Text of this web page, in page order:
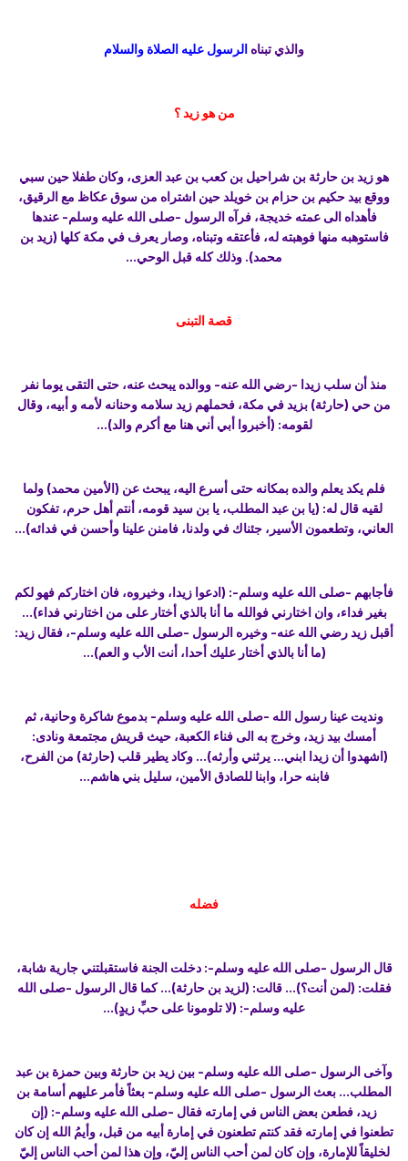
والذي تبناهالرسول عليه الصلاة والسلام
من هو زيد ؟
هو زيد بن حارثة بن شراحيل بن كعب بن عبد العزى، وكان طفلا حين سبي
ووقع بيد حكيم بن حزام بن خويلد حين اشتراه من سوق عكاظ مع الرقيق،
فأهداه الى عمته خديجة، فرآه الرسول -صلى الله عليه وسلم- عندها
فاستوهبه منها فوهبته له، فأعتقه وتبناه، وصار يعرف في مكة كلها (زيد بن
محمد). وذلك كله قبل الوحي...
قصة التبنى
منذ أن سلب زيدا -رضي الله عنه- ووالده يبحث عنه، حتى التقى يوما نفر
من حي (حارثة) بزيد في مكة، فحملهم زيد سلامه وحنانه لأمه و أبيه، وقال
لقومه: (أخبروا أبي أني هنا مع أكرم والد)...
فلم يكد يعلم والده بمكانه حتى أسرع اليه، يبحث عن (الأمين محمد) ولما
لقيه قال له: (يا بن عبد المطلب، يا بن سيد قومه، أنتم أهل حرم، تفكون
العاني، وتطعمون الأسير، جئناك في ولدنا، فامنن علينا وأحسن في فدائه)...
فأجابهم -صلى الله عليه وسلم-: (ادعوا زيدا، وخيروه، فان اختاركم فهو لكم
بغير فداء، وان اختارني فوالله ما أنا بالذي أختار على من اختارني فداء)...
أقبل زيد رضي الله عنه- وخيره الرسول -صلى الله عليه وسلم-، فقال زيد:
(ما أنا بالذي أختار عليك أحدا، أنت الأب و العم)...
ونديت عينا رسول الله -صلى الله عليه وسلم- بدموع شاكرة وحانية، ثم
أمسك بيد زيد، وخرج به الى فناء الكعبة، حيث قريش مجتمعة ونادى:
(اشهدوا أن زيدا ابني... يرثني وأرثه)... وكاد يطير قلب (حارثة) من الفرح،
فابنه حرا، وابنا للصادق الأمين، سليل بني هاشم...
فضله
قال الرسول -صلى الله عليه وسلم-: دخلت الجنة فاستقبلتني جارية شابة،
فقلت: (لمن أنت؟)... قالت: (لزيد بن حارثة)... كما قال الرسول -صلى الله
عليه وسلم-: (لا تلومونا على حبِّ زيدٍ)...
وآخى الرسول -صلى الله عليه وسلم- بين زيد بن حارثة وبين حمزة بن عبد
المطلب... بعث الرسول -صلى الله عليه وسلم- بعثاً فأمر عليهم أسامة بن
زيد، فطعن بعض الناس في إمارته فقال -صلى الله عليه وسلم-: (إن
تطعنوا في إمارته فقد كنتم تطعنون في إمارة أبيه من قبل، وأيمُ الله إن كان
لخليقاً للإمارة، وإن كان لمن أحب الناس إليّ، وإن هذا لمن أحب الناس إليّ